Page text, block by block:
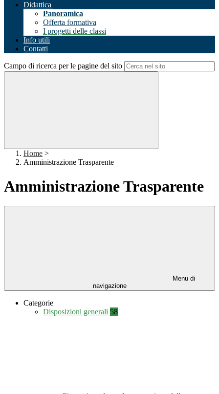
Didattica
Panoramica
Offerta formativa
I progetti delle classi
Info utili
Contatti
Campo di ricerca per le pagine del sito
Home >
Amministrazione Trasparente
Amministrazione Trasparente
Menu di
navigazione
Categorie
Disposizioni generali 58